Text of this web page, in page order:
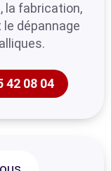
la fabrication,
dépannage
42 08 04